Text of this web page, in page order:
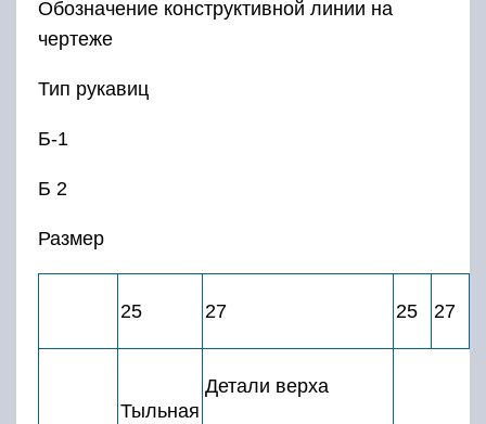
Обозначение конструктивной линии на
чертеже
Тип рукавиц
Б-1
Б 2
Размер
25 27 25 27
Тыльная
Детали верха